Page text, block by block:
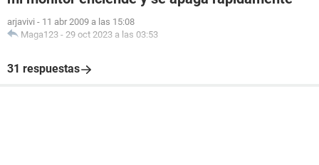
arjavivi - 11 abr 2009 a las 15:08
Maga123 - 29 oct 2023 a las 03:53
31 respuestas